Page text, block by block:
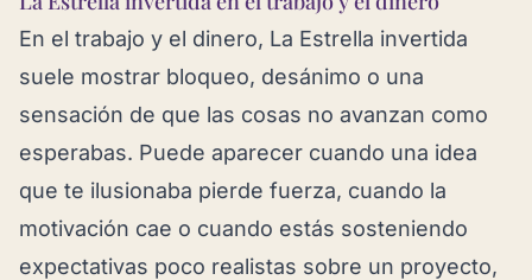
En el trabajo y el dinero, La Estrella invertida
suele mostrar bloqueo, desánimo o una
sensación de que las cosas no avanzan como
esperabas. Puede aparecer cuando una idea
que te ilusionaba pierde fuerza, cuando la
motivación cae o cuando estás sosteniendo
expectativas poco realistas sobre un proyecto,